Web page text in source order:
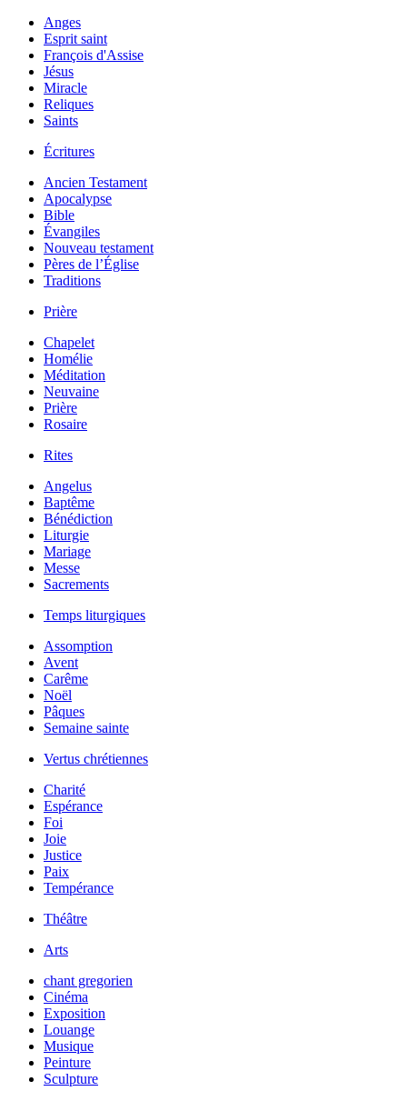
Anges
Esprit saint
François d'Assise
Jésus
Miracle
Reliques
Saints
Écritures
Ancien Testament
Apocalypse
Bible
Évangiles
Nouveau testament
Pères de l’Église
Traditions
Prière
Chapelet
Homélie
Méditation
Neuvaine
Prière
Rosaire
Rites
Angelus
Baptême
Bénédiction
Liturgie
Mariage
Messe
Sacrements
Temps liturgiques
Assomption
Avent
Carême
Noël
Pâques
Semaine sainte
Vertus chrétiennes
Charité
Espérance
Foi
Joie
Justice
Paix
Tempérance
Théâtre
Arts
chant gregorien
Cinéma
Exposition
Louange
Musique
Peinture
Sculpture